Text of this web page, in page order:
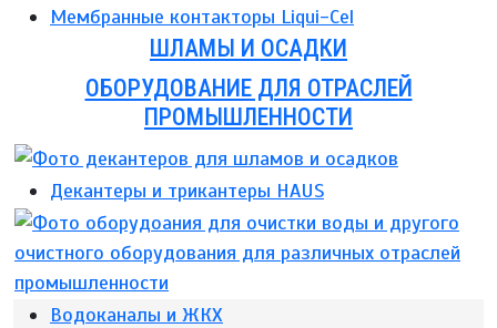
Мембранные контакторы Liqui-Cel
ШЛАМЫ И ОСАДКИ
ОБОРУДОВАНИЕ ДЛЯ ОТРАСЛЕЙ
ПРОМЫШЛЕННОСТИ
Декантеры и трикантеры HAUS
Водоканалы и ЖКХ